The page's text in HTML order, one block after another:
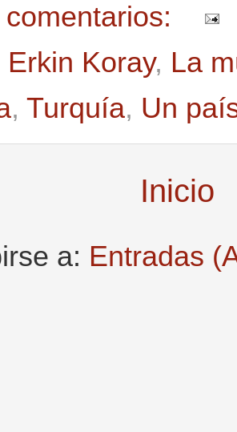
Erkin Koray, La
, Turquía, Un
Inicio
a: Entradas